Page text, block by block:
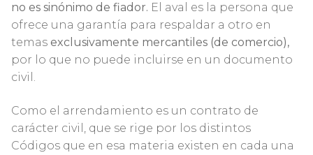
no es sinónimo de fiador. El aval es la persona que
ofrece una garantía para respaldar a otro en
temas exclusivamente mercantiles (de comercio),
por lo que no puede incluirse en un documento
civil.
Como el arrendamiento es un contrato de
carácter civil, que se rige por los distintos
Códigos que en esa materia existen en cada una